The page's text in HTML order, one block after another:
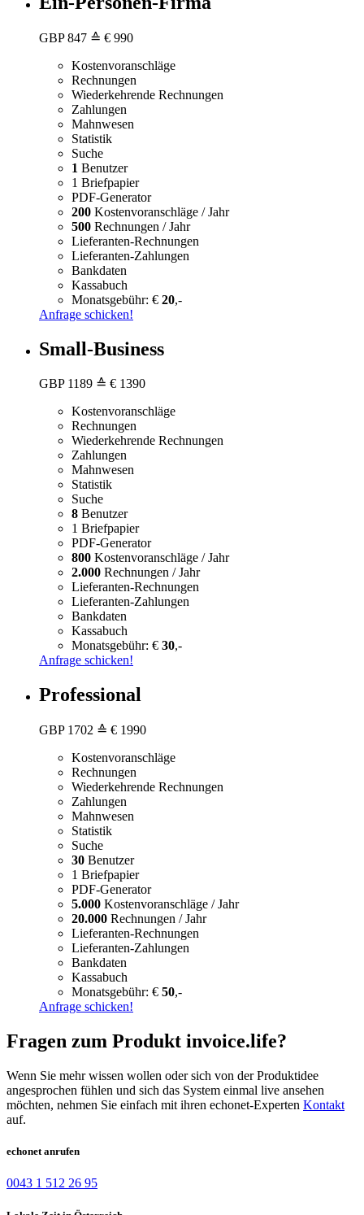
GBP847 ≙ € 990
Kostenvoranschläge
Rechnungen
Wiederkehrende Rechnungen
Zahlungen
Mahnwesen
Statistik
Suche
1 Benutzer
1 Briefpapier
PDF-Generator
200 Kostenvoranschläge / Jahr
500 Rechnungen / Jahr
Lieferanten-Rechnungen
Lieferanten-Zahlungen
Bankdaten
Kassabuch
Monatsgebühr: € 20,-
Anfrage schicken!
Small-Business
GBP 1189 ≙ € 1390
Kostenvoranschläge
Rechnungen
Wiederkehrende Rechnungen
Zahlungen
Mahnwesen
Statistik
Suche
8 Benutzer
1 Briefpapier
PDF-Generator
800 Kostenvoranschläge / Jahr
2.000 Rechnungen / Jahr
Lieferanten-Rechnungen
Lieferanten-Zahlungen
Bankdaten
Kassabuch
Monatsgebühr: € 30,-
Anfrage schicken!
Professional
GBP 1702 ≙ € 1990
Kostenvoranschläge
Rechnungen
Wiederkehrende Rechnungen
Zahlungen
Mahnwesen
Statistik
Suche
30 Benutzer
1 Briefpapier
PDF-Generator
5.000 Kostenvoranschläge / Jahr
20.000 Rechnungen / Jahr
Lieferanten-Rechnungen
Lieferanten-Zahlungen
Bankdaten
Kassabuch
Monatsgebühr: € 50,-
Anfrage schicken!
Fragen zum Produkt invoice.life?
Wenn Sie mehr wissen wollen oder sich von der Produktidee
angesprochen fühlen und sich das System einmal live ansehen
möchten, nehmen Sie einfach mit ihren echonet-Experten Kontakt
auf.
echonet anrufen
0043 1 512 26 95